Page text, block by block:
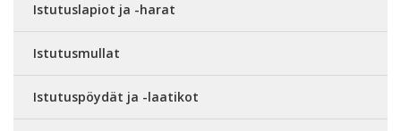
Istutuslapiot ja -harat
Istutusmullat
Istutuspöydät ja -laatikot